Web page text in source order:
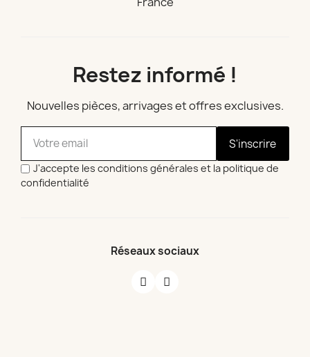
Restez informé !
Nouvelles pièces, arrivages et offres exclusives.
S'inscrire
J'accepte les conditions générales et la politique de
confidentialité
Réseaux sociaux